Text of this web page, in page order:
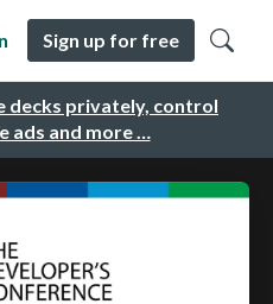
decks privately, control
ads and more …
Sign up for free